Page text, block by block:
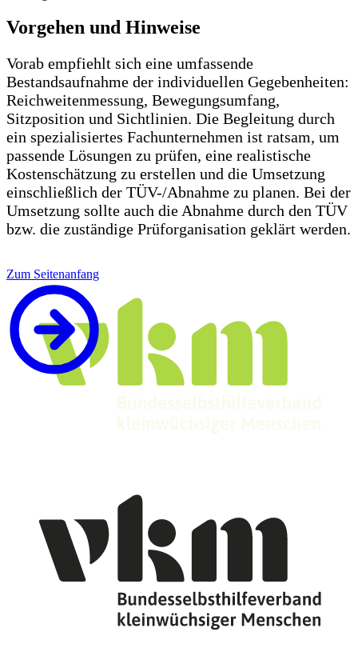
Vorgehen und Hinweise
Vorab empfiehlt sich eine umfassende
Bestandsaufnahme der individuellen Gegebenheiten:
Reichweitenmessung, Bewegungsumfang,
Sitzposition und Sichtlinien. Die Begleitung durch
ein spezialisiertes Fachunternehmen ist ratsam, um
passende Lösungen zu prüfen, eine realistische
Kostenschätzung zu erstellen und die Umsetzung
einschließlich der TÜV-/Abnahme zu planen. Bei der
Umsetzung sollte auch die Abnahme durch den TÜV
bzw. die zuständige Prüforganisation geklärt werden.
Zum Seitenanfang